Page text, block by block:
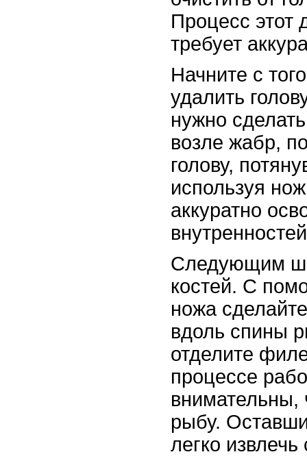
Процесс этот
требует
Начните с
удалить
нужно
возле жабр,
голову,
используя
аккуратно
Следующим
костей. С
ножа
вдоль спины
отделите
процессе
внимательны,
рыбу.
легко